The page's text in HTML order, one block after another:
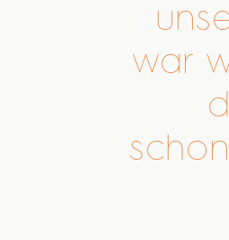
war
schon